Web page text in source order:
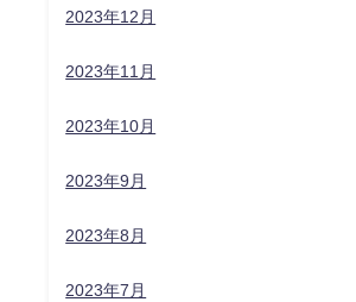
2023年12月
2023年11月
2023年10月
2023年9月
2023年8月
2023年7月